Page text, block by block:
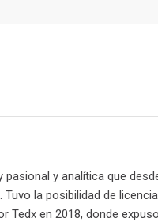
pasional y analítica que
la posibilidad de
Tedx en 2018, donde